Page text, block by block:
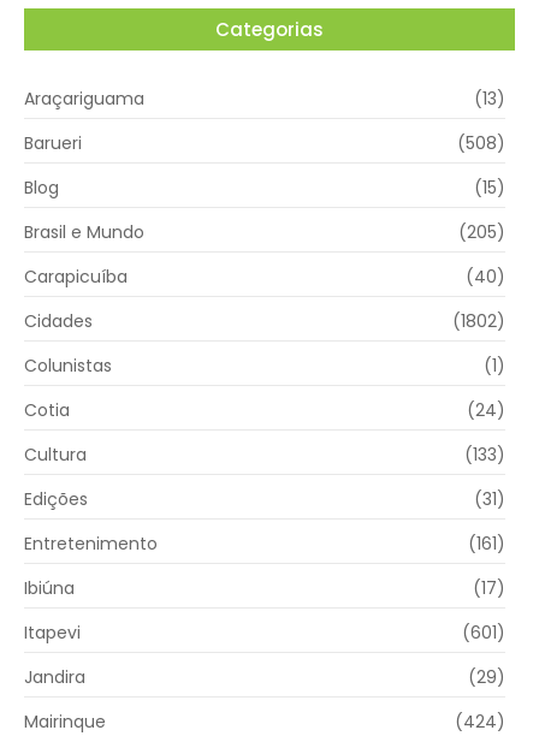
Categorias
Araçariguama
(13)
Barueri
(508)
Blog
(15)
Brasil e Mundo
(205)
Carapicuíba
(40)
Cidades
(1802)
Colunistas
(1)
Cotia
(24)
Cultura
(133)
Edições
(31)
Entretenimento
(161)
Ibiúna
(17)
Itapevi
(601)
Jandira
(29)
Mairinque
(424)